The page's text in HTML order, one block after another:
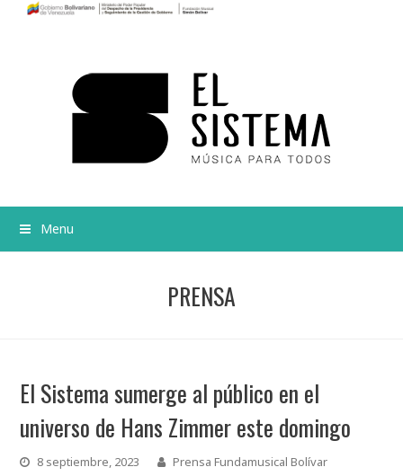
Menu
PRENSA
El Sistema sumerge al público en el
universo de Hans Zimmer este domingo
8 septiembre, 2023
Prensa Fundamusical Bolívar